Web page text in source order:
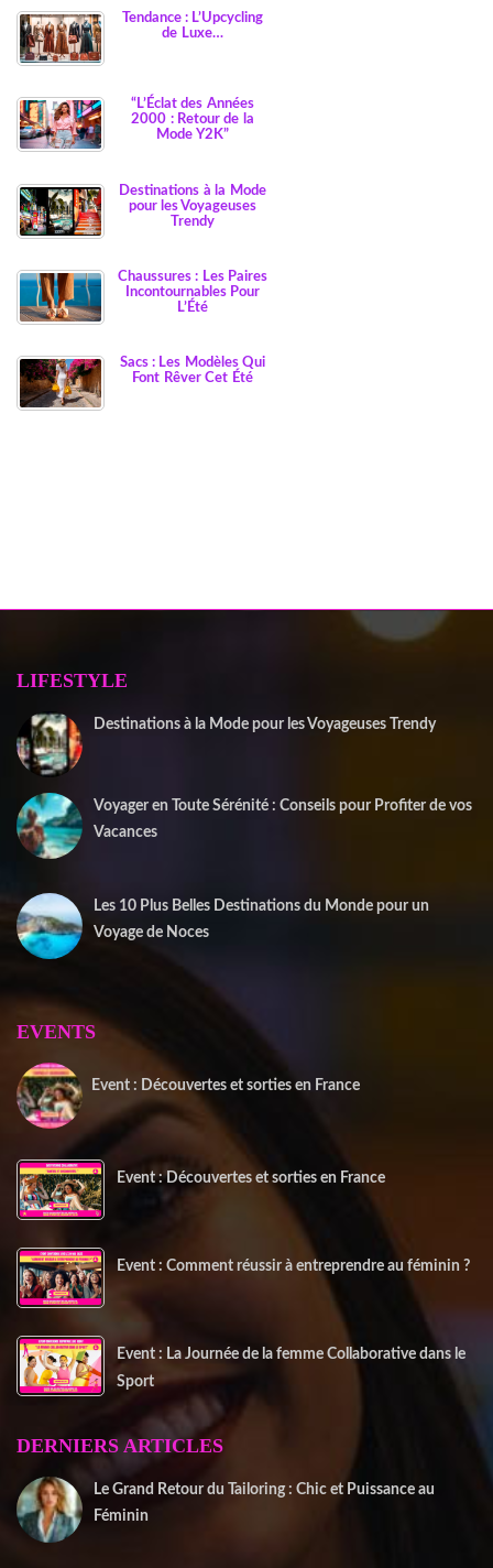
Tendance : L’Upcycling
de Luxe…
“L’Éclat des Années
2000 : Retour de la
Mode Y2K”
Destinations à la Mode
pour les Voyageuses
Trendy
Chaussures : Les Paires
Incontournables Pour
L’Été
Sacs : Les Modèles Qui
Font Rêver Cet Été
LIFESTYLE
Destinations à la Mode pour les Voyageuses Trendy
Voyager en Toute Sérénité : Conseils pour Profiter de vos
Vacances
Les 10 Plus Belles Destinations du Monde pour un
Voyage de Noces
EVENTS
Event : Découvertes et sorties en France
Event : Découvertes et sorties en France
Event : Comment réussir à entreprendre au féminin ?
Event : La Journée de la femme Collaborative dans le
Sport
DERNIERS ARTICLES
Le Grand Retour du Tailoring : Chic et Puissance au
Féminin